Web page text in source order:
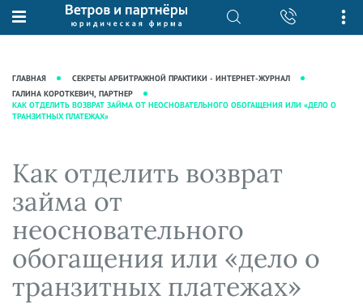
О нас
Рекомендации
Награды и рейтинги
фирмы
Кейсы
Юридические услуги
Интеллектуальная собственность
Корпоративная практика
Сопровождение бизнеса
Ведение уголовных дел
Защита активов
Ведение дел о банкротстве
База знаний
Журнал "Секреты арбитражной
практики"
Статьи
Аудиоподкасты
Видеоподкасты
Вопросы-ответы
Вебинары и семинары
Прямые эфиры
ГЛАВНАЯ
СЕКРЕТЫ АРБИТРАЖНОЙ ПРАКТИКИ - ИНТЕРНЕТ-ЖУРНАЛ
ГАЛИНА КОРОТКЕВИЧ, ПАРТНЕР
КАК ОТДЕЛИТЬ ВОЗВРАТ ЗАЙМА ОТ НЕОСНОВАТЕЛЬНОГО ОБОГАЩЕНИЯ ИЛИ «ДЕЛО О
ТРАНЗИТНЫХ ПЛАТЕЖАХ»
Как отделить возврат
займа от
неосновательного
обогащения или «дело о
транзитных платежах»